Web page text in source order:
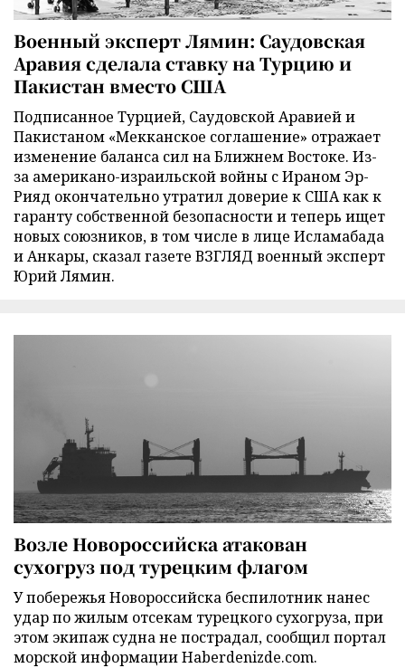
Военный эксперт Лямин: Саудовская
Аравия сделала ставку на Турцию и
Пакистан вместо США
Подписанное Турцией, Саудовской Аравией и
Пакистаном «Мекканское соглашение» отражает
изменение баланса сил на Ближнем Востоке. Из-
за американо-израильской войны с Ираном Эр-
Рияд окончательно утратил доверие к США как к
гаранту собственной безопасности и теперь ищет
новых союзников, в том числе в лице Исламабада
и Анкары, сказал газете ВЗГЛЯД военный эксперт
Юрий Лямин.
Возле Новороссийска атакован
сухогруз под турецким флагом
У побережья Новороссийска беспилотник нанес
удар по жилым отсекам турецкого сухогруза, при
этом экипаж судна не пострадал, сообщил портал
морской информации Haberdenizde.com.